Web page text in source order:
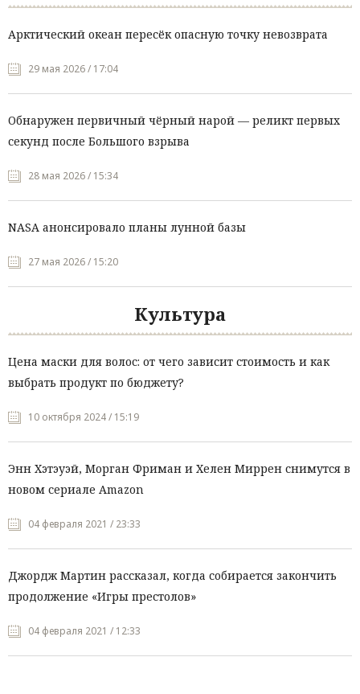
Арктический океан пересёк опасную точку невозврата
29 мая 2026 / 17:04
Обнаружен первичный чёрный нарой — реликт первых
секунд после Большого взрыва
28 мая 2026 / 15:34
NASA анонсировало планы лунной базы
27 мая 2026 / 15:20
Культура
Цена маски для волос: от чего зависит стоимость и как
выбрать продукт по бюджету?
10 октября 2024 / 15:19
Энн Хэтэуэй, Морган Фриман и Хелен Миррен снимутся в
новом сериале Amazon
04 февраля 2021 / 23:33
Джордж Мартин рассказал, когда собирается закончить
продолжение «Игры престолов»
04 февраля 2021 / 12:33